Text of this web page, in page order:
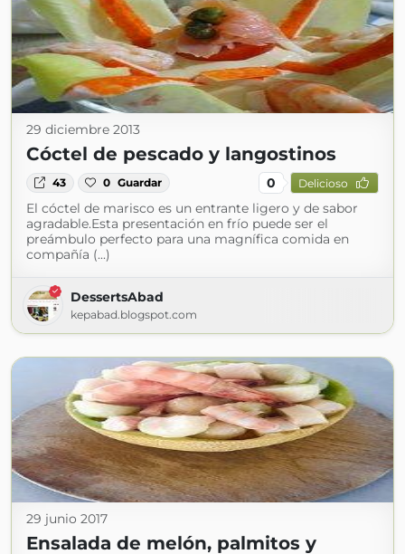
29 diciembre 2013
Cóctel de pescado y langostinos
43 0 Guardar 0 Delicioso
El cóctel de marisco es un entrante ligero y de sabor
agradable.Esta presentación en frío puede ser el
preámbulo perfecto para una magnífica comida en
compañía (...)
DessertsAbad
kepabad.blogspot.com
29 junio 2017
Ensalada de melón, palmitos y